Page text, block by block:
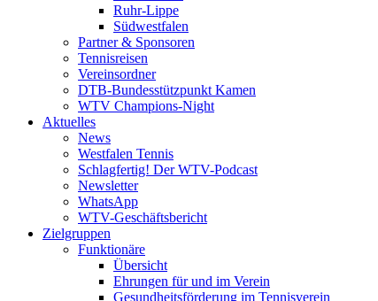
Ruhr-Lippe
Südwestfalen
Partner & Sponsoren
Tennisreisen
Vereinsordner
DTB-Bundesstützpunkt Kamen
WTV Champions-Night
Aktuelles
News
Westfalen Tennis
Schlagfertig! Der WTV-Podcast
Newsletter
WhatsApp
WTV-Geschäftsbericht
Zielgruppen
Funktionäre
Übersicht
Ehrungen für und im Verein
Gesundheitsförderung im Tennisverein